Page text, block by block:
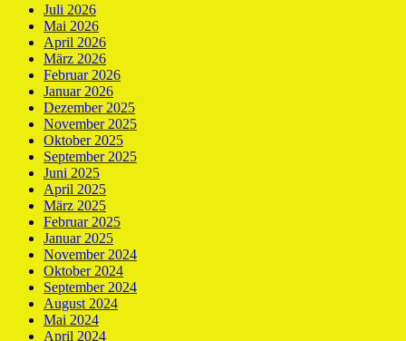
Juli 2026
Mai 2026
April 2026
März 2026
Februar 2026
Januar 2026
Dezember 2025
November 2025
Oktober 2025
September 2025
Juni 2025
April 2025
März 2025
Februar 2025
Januar 2025
November 2024
Oktober 2024
September 2024
August 2024
Mai 2024
April 2024